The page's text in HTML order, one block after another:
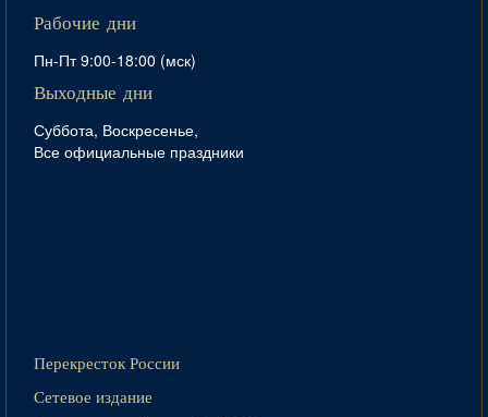
Рабочие дни
Пн-Пт 9:00-18:00 (мск)
Выходные дни
Суббота, Воскресенье,
Все официальные праздники
Перекресток России
Сетевое издание